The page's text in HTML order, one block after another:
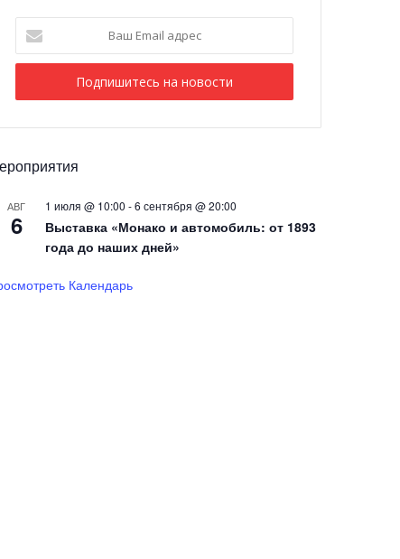
Email
адрес
АВГ
6
1 июля @ 10:00 -6 сентября @ 20:00
Выставка «Монако и автомобиль: от 1893
года до наших дней»
Календарь